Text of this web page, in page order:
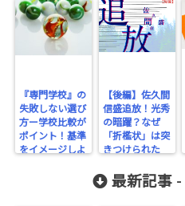
『専門学校』の
失敗しない選び
方ー学校比較が
ポイント！基準
をイメージしよ
【後編】佐久間
信盛追放！光秀
の暗躍？なぜ
「折檻状」は突
きつけられた
最新記事 -